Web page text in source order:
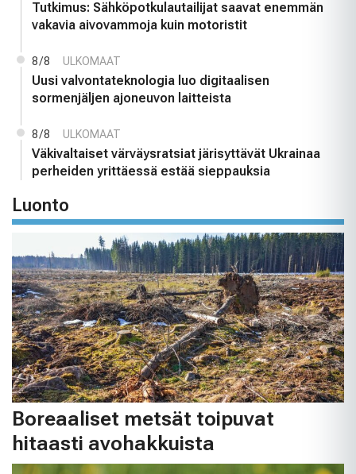
Tutkimus: Sähköpotkulautailijat saavat enemmän
vakavia aivovammoja kuin motoristit
8/8 ULKOMAAT
Uusi valvontateknologia luo digitaalisen
sormenjäljen ajoneuvon laitteista
8/8 ULKOMAAT
Väkivaltaiset värväysratsiat järisyttävät Ukrainaa
perheiden yrittäessä estää sieppauksia
Luonto
Boreaaliset metsät toipuvat
hitaasti avohakkuista